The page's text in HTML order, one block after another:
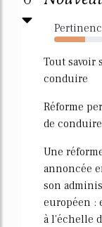
63%
Tout savoir
conduire
Réforme
de
Une
annoncée
son
européen :
à l'échelle